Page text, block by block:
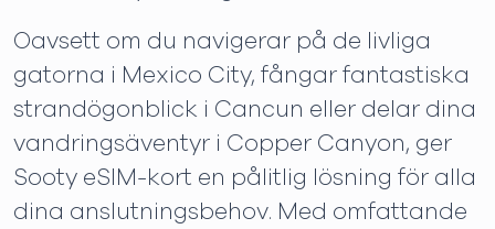
Oavsett om du navigerar på de livliga
gatorna i Mexico City, fångar fantastiska
strandögonblick i Cancun eller delar dina
vandringsäventyr i Copper Canyon, ger
Sooty eSIM-kort en pålitlig lösning för alla
dina anslutningsbehov. Med omfattande